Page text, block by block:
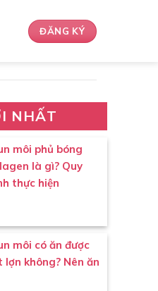
ĐĂNG KÝ
NHẤT
môi phủ bóng
là gì? Quy
thực hiện
môi có ăn được
lợn không? Nên ăn